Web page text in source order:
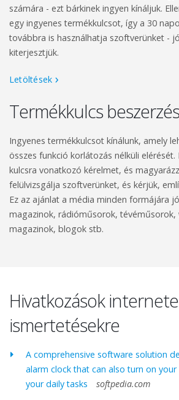
számára - ezt bárkinek ingyen kínáljuk.
egy ingyenes termékkulcsot, így a 30
továbbra is használhatja szoftverünket -
kiterjesztjük.
Letöltések
Termékkulcs
Ingyenes termékkulcsot kínálunk, amely
összes funkció korlátozás nélküli
kulcsra vonatkozó kérelmet, és
felülvizsgálja szoftverünket, és kérjük,
Ez az ajánlat a média minden formájára
magazinok, rádióműsorok, tévéműsorok,
magazinok, blogok stb.
Hivatkozások
ismertetésekre
A comprehensive software solution
alarm clock that can also turn on
your daily tasks
softpedia.com